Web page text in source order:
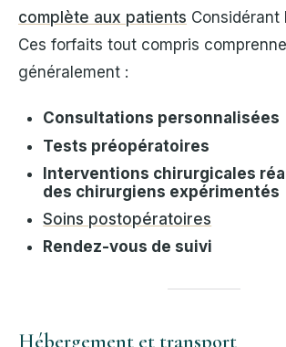
complète aux patients Considérant
Ces forfaits tout compris
généralement :
Consultations personnalisées
Tests préopératoires
Interventions chirurgicales
des chirurgiens expérimentés
Soins postopératoires
Rendez-vous de suivi
Hébergement et transport